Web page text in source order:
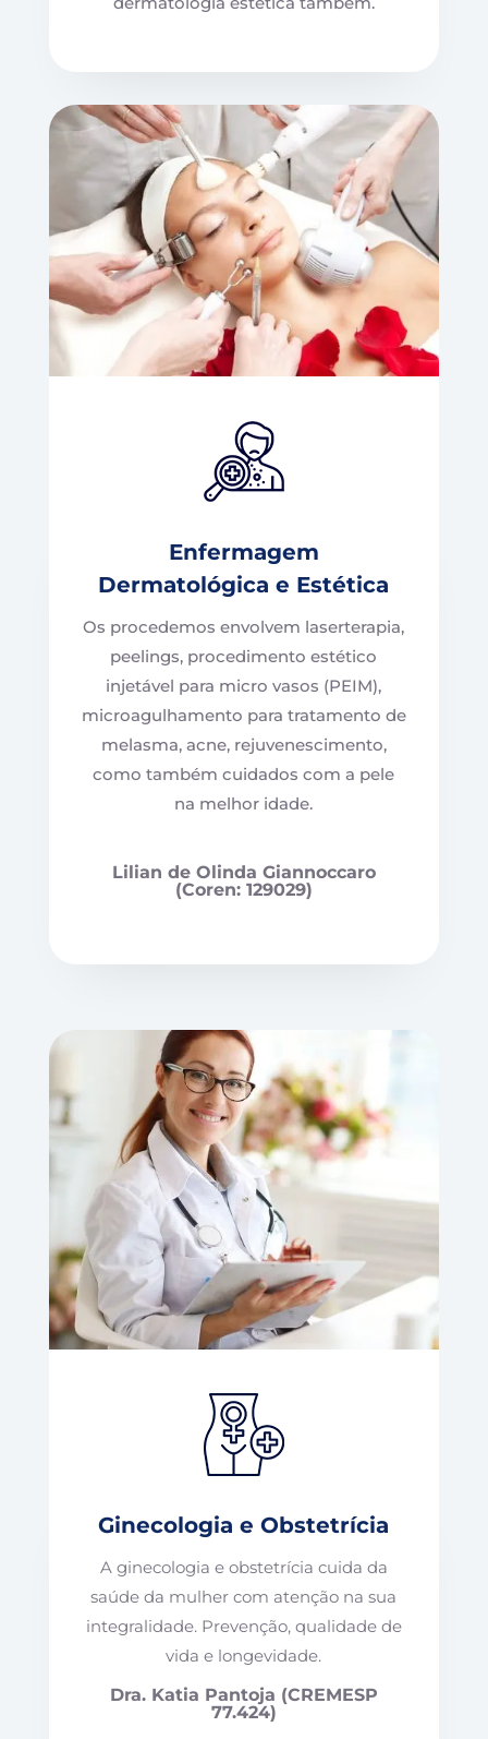
Enfermagem
Dermatológica e Estética
Os procedemos envolvem laserterapia,
peelings, procedimento estético
injetável para micro vasos (PEIM),
microagulhamento para tratamento de
melasma, acne, rejuvenescimento,
como também cuidados com a pele
na melhor idade.
Lilian de Olinda Giannoccaro
(Coren: 129029)
Ginecologia e Obstetrícia
A ginecologia e obstetrícia cuida da
saúde da mulher com atenção na sua
integralidade. Prevenção, qualidade de
vida e longevidade.
Dra. Katia Pantoja (CREMESP
77.424)